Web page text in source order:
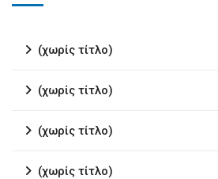
(χωρίς τίτλο)
(χωρίς τίτλο)
(χωρίς τίτλο)
(χωρίς τίτλο)